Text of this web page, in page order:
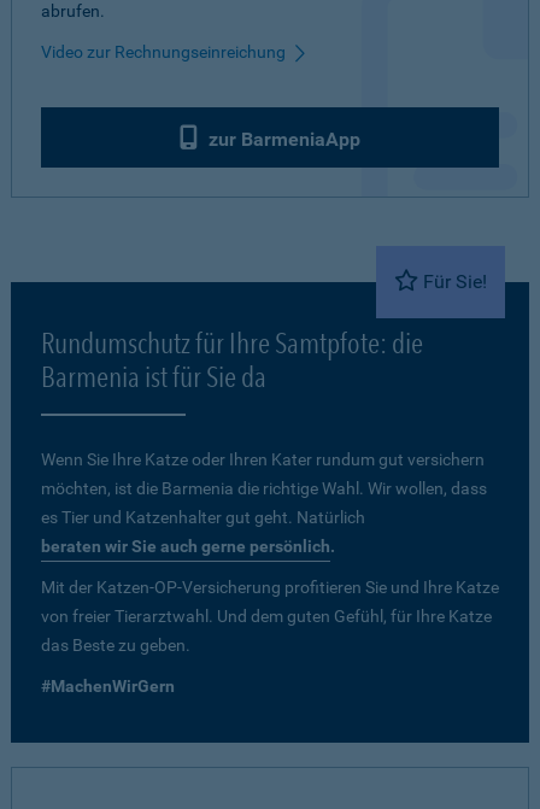
abrufen.
Video zur Rechnungseinreichung
zur BarmeniaApp
Für Sie!
Rundumschutz für Ihre Samtpfote: die
Barmenia ist für Sie da
Wenn Sie Ihre Katze oder Ihren Kater rundum gut versichern
möchten, ist die Barmenia die richtige Wahl. Wir wollen, dass
es Tier und Katzenhalter gut geht. Natürlich
beraten wir Sie auch gerne persönlich.
Mit der Katzen-OP-Versicherung profitieren Sie und Ihre Katze
von freier Tierarztwahl. Und dem guten Gefühl, für Ihre Katze
das Beste zu geben.
#MachenWirGern